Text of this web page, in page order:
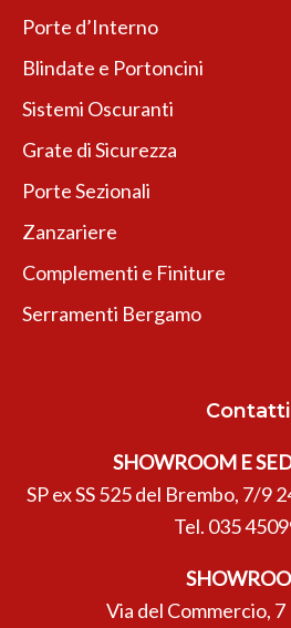
Porte d’Interno
Blindate e Portoncini
Sistemi Oscuranti
Grate di Sicurezza
Porte Sezionali
Zanzariere
Complementi e Finiture
Serramenti Bergamo
Contatti
SHOWROOM E
SP ex SS 525 del Brembo, 7/9
Tel. 035
Via del Commercio,